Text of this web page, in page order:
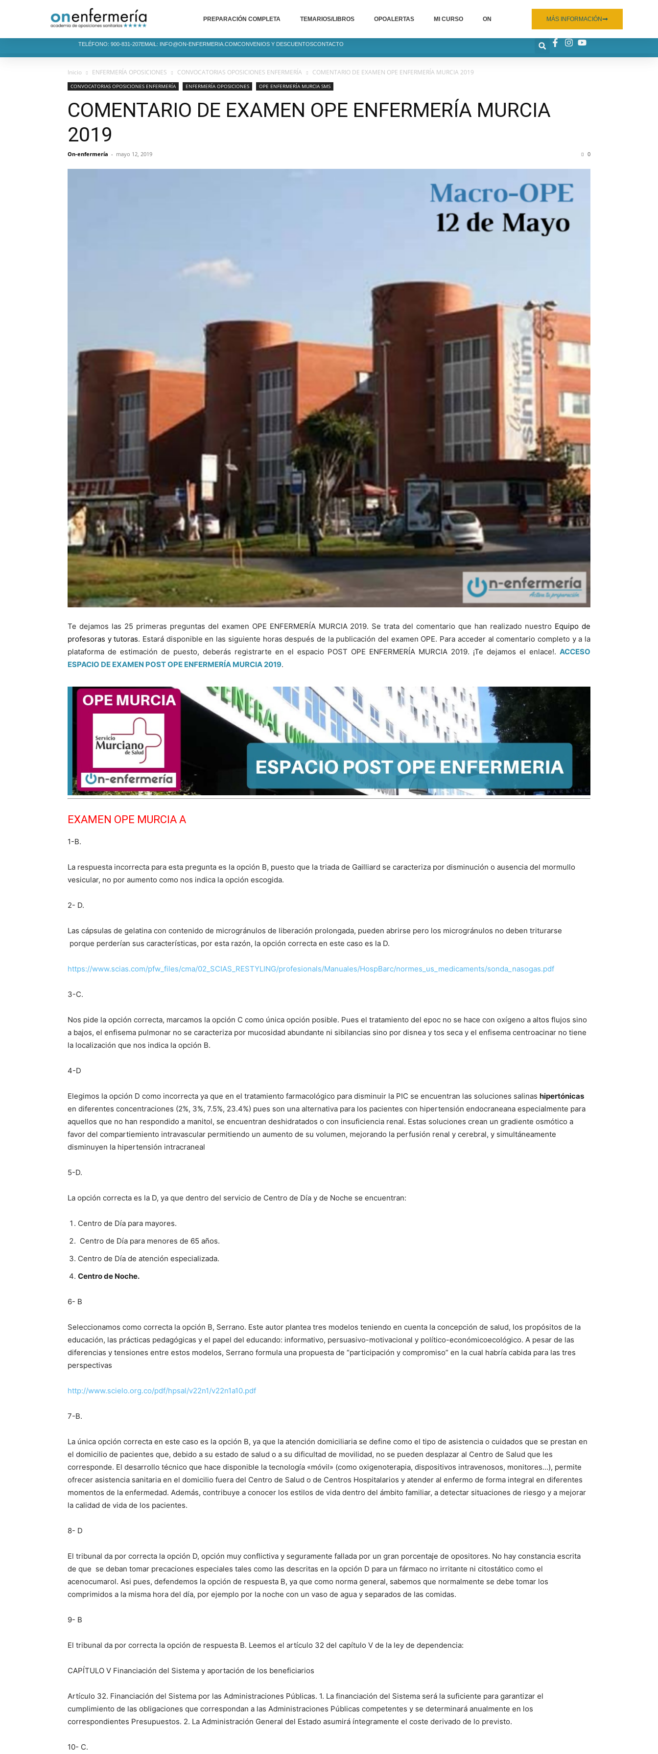
PREPARACIÓN COMPLETA TEMARIOS/LIBROS OPOALERTAS MI CURSO ON MÁS INFORMACIÓN
TELÉFONO: 900-831-207EMAIL: INFO@ON-ENFERMERIA.COMCONVENIOS Y DESCUENTOSCONTACTO
Inicio ENFERMERÍA OPOSICIONES CONVOCATORIAS OPOSICIONES ENFERMERÍA COMENTARIO DE EXAMEN OPE ENFERMERÍA MURCIA 2019
CONVOCATORIAS OPOSICIONES ENFERMERÍA ENFERMERÍA OPOSICIONES OPE ENFERMERÍA MURCIA SMS
COMENTARIO DE EXAMEN OPE ENFERMERÍA MURCIA
2019
On-enfermería - mayo 12, 2019 0
Te dejamos las 25 primeras preguntas del examen OPE ENFERMERÍA MURCIA 2019. Se trata del comentario que han realizado nuestro Equipo de
profesoras y tutoras. Estará disponible en las siguiente horas después de la publicación del examen OPE. Para acceder al comentario completo y a la
plataforma de estimación de puesto, deberás registrarte en el espacio POST OPE ENFERMERÍA MURCIA 2019. ¡Te dejamos el enlace!. ACCESO
ESPACIO DE EXAMEN POST OPE ENFERMERÍA MURCIA 2019.
EXAMEN OPE MURCIA A
1-B.
La respuesta incorrecta para esta pregunta es la opción B, puesto que la triada de Gailliard se caracteriza por disminución o ausencia del mormullo
vesicular, no por aumento como nos indica la opción escogida.
2- D.
Las cápsulas de gelatina con contenido de microgránulos de liberación prolongada, pueden abrirse pero los microgránulos no deben triturarse
porque perderían sus características, por esta razón, la opción correcta en este caso es la D.
https://www.scias.com/pfw_files/cma/02_SCIAS_RESTYLING/profesionals/Manuales/HospBarc/normes_us_medicaments/sonda_nasogas.pdf
3-C.
Nos pide la opción correcta, marcamos la opción C como única opción posible. Pues el tratamiento del epoc no se hace con oxígeno a altos flujos sino
a bajos, el enfisema pulmonar no se caracteriza por mucosidad abundante ni sibilancias sino por disnea y tos seca y el enfisema centroacinar no tiene
la localización que nos indica la opción B.
4-D
Elegimos la opción D como incorrecta ya que en el tratamiento farmacológico para disminuir la PIC se encuentran las soluciones salinas hipertónicas
en diferentes concentraciones (2%, 3%, 7.5%, 23.4%) pues son una alternativa para los pacientes con hipertensión endocraneana especialmente para
aquellos que no han respondido a manitol, se encuentran deshidratados o con insuficiencia renal. Estas soluciones crean un gradiente osmótico a
favor del compartiemiento intravascular permitiendo un aumento de su volumen, mejorando la perfusión renal y cerebral, y simultáneamente
disminuyen la hipertensión intracraneal
5-D.
La opción correcta es la D, ya que dentro del servicio de Centro de Día y de Noche se encuentran:
Centro de Día para mayores.
Centro de Día para menores de 65 años.
Centro de Día de atención especializada.
Centro de Noche.
6- B
Seleccionamos como correcta la opción B, Serrano. Este autor plantea tres modelos teniendo en cuenta la concepción de salud, los propósitos de la
educación, las prácticas pedagógicas y el papel del educando: informativo, persuasivo-motivacional y político-económicoecológico. A pesar de las
diferencias y tensiones entre estos modelos, Serrano formula una propuesta de “participación y compromiso” en la cual habría cabida para las tres
perspectivas
http://www.scielo.org.co/pdf/hpsal/v22n1/v22n1a10.pdf
7-B.
La única opción correcta en este caso es la opción B, ya que la atención domiciliaria se define como el tipo de asistencia o cuidados que se prestan en
el domicilio de pacientes que, debido a su estado de salud o a su dificultad de movilidad, no se pueden desplazar al Centro de Salud que les
corresponde. El desarrollo técnico que hace disponible la tecnología «móvil» (como oxigenoterapia, dispositivos intravenosos, monitores…), permite
ofrecer asistencia sanitaria en el domicilio fuera del Centro de Salud o de Centros Hospitalarios y atender al enfermo de forma integral en diferentes
momentos de la enfermedad. Además, contribuye a conocer los estilos de vida dentro del ámbito familiar, a detectar situaciones de riesgo y a mejorar
la calidad de vida de los pacientes.
8- D
El tribunal da por correcta la opción D, opción muy conflictiva y seguramente fallada por un gran porcentaje de opositores. No hay constancia escrita
de que se deban tomar precaciones especiales tales como las descritas en la opción D para un fármaco no irritante ni citostático como el
acenocumarol. Asi pues, defendemos la opción de respuesta B, ya que como norma general, sabemos que normalmente se debe tomar los
comprimidos a la misma hora del día, por ejemplo por la noche con un vaso de agua y separados de las comidas.
9- B
El tribunal da por correcta la opción de respuesta B. Leemos el artículo 32 del capítulo V de la ley de dependencia:
CAPÍTULO V Financiación del Sistema y aportación de los beneficiarios
Artículo 32. Financiación del Sistema por las Administraciones Públicas. 1. La financiación del Sistema será la suficiente para garantizar el
cumplimiento de las obligaciones que correspondan a las Administraciones Públicas competentes y se determinará anualmente en los
correspondientes Presupuestos. 2. La Administración General del Estado asumirá íntegramente el coste derivado de lo previsto.
10- C.